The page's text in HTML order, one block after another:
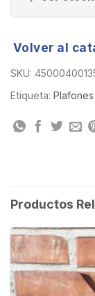
Volver al
SKU:
Etiqueta:
Productos